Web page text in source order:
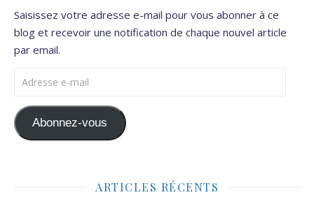
Saisissez votre adresse e-mail pour vous abonner à ce
blog et recevoir une notification de chaque nouvel article
par email.
Adresse e-mail
Abonnez-vous
ARTICLES RÉCENTS